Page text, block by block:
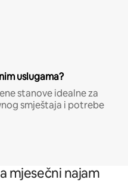
uslugama?
stanove idealne za
smještaja i potrebe
mjesečni najam